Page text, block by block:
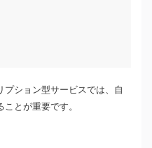
プション型サービスでは、自
とが重要です。